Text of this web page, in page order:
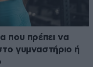
που πρέπει να
γυμναστήριο ή